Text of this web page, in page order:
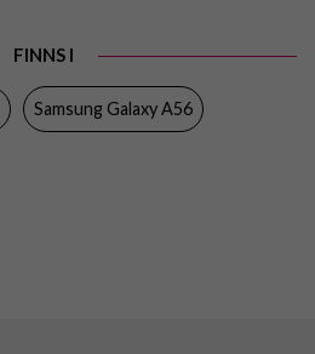
FINNS I
Samsung Galaxy A56